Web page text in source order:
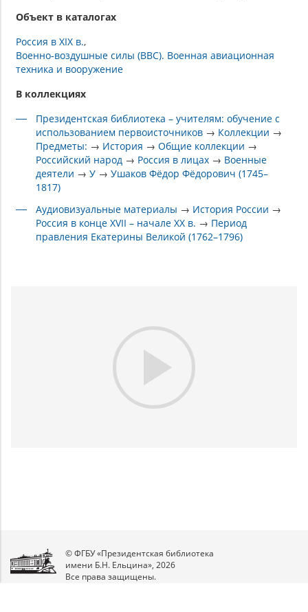
Объект в каталогах
Россия в XIX в.
Военно-воздушные силы (ВВС). Военная авиационная
техника и вооружение
В коллекциях
Президентская библиотека – учителям: обучение с
использованием первоисточников → Коллекции →
Предметы: → История →Общие коллекции →
Российский народ → Россия в лицах → Военные
деятели →У →Ушаков Фёдор Фёдорович (1745–
1817)
Аудиовизуальные материалы → История России →
Россия в конце XVII – начале XX в. → Период
правления Екатерины Великой (1762–1796)
Play
Video
© ФГБУ «Президентская библиотека
имени Б.Н. Ельцина», 2026
Все права защищены.